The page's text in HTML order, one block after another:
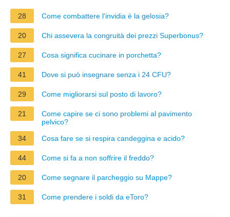
28 Come combattere l'invidia è la gelosia?
20 Chi assevera la congruità dei prezzi Superbonus?
27 Cosa significa cucinare in porchetta?
41 Dove si può insegnare senza i 24 CFU?
29 Come migliorarsi sul posto di lavoro?
21
Come capire se ci sono problemi al pavimento
pelvico?
34
Cosa fare se si respira candeggina e acido?
44 Come si fa a non soffrire il freddo?
20 Come segnare il parcheggio su Mappe?
31 Come prendere i soldi da eToro?